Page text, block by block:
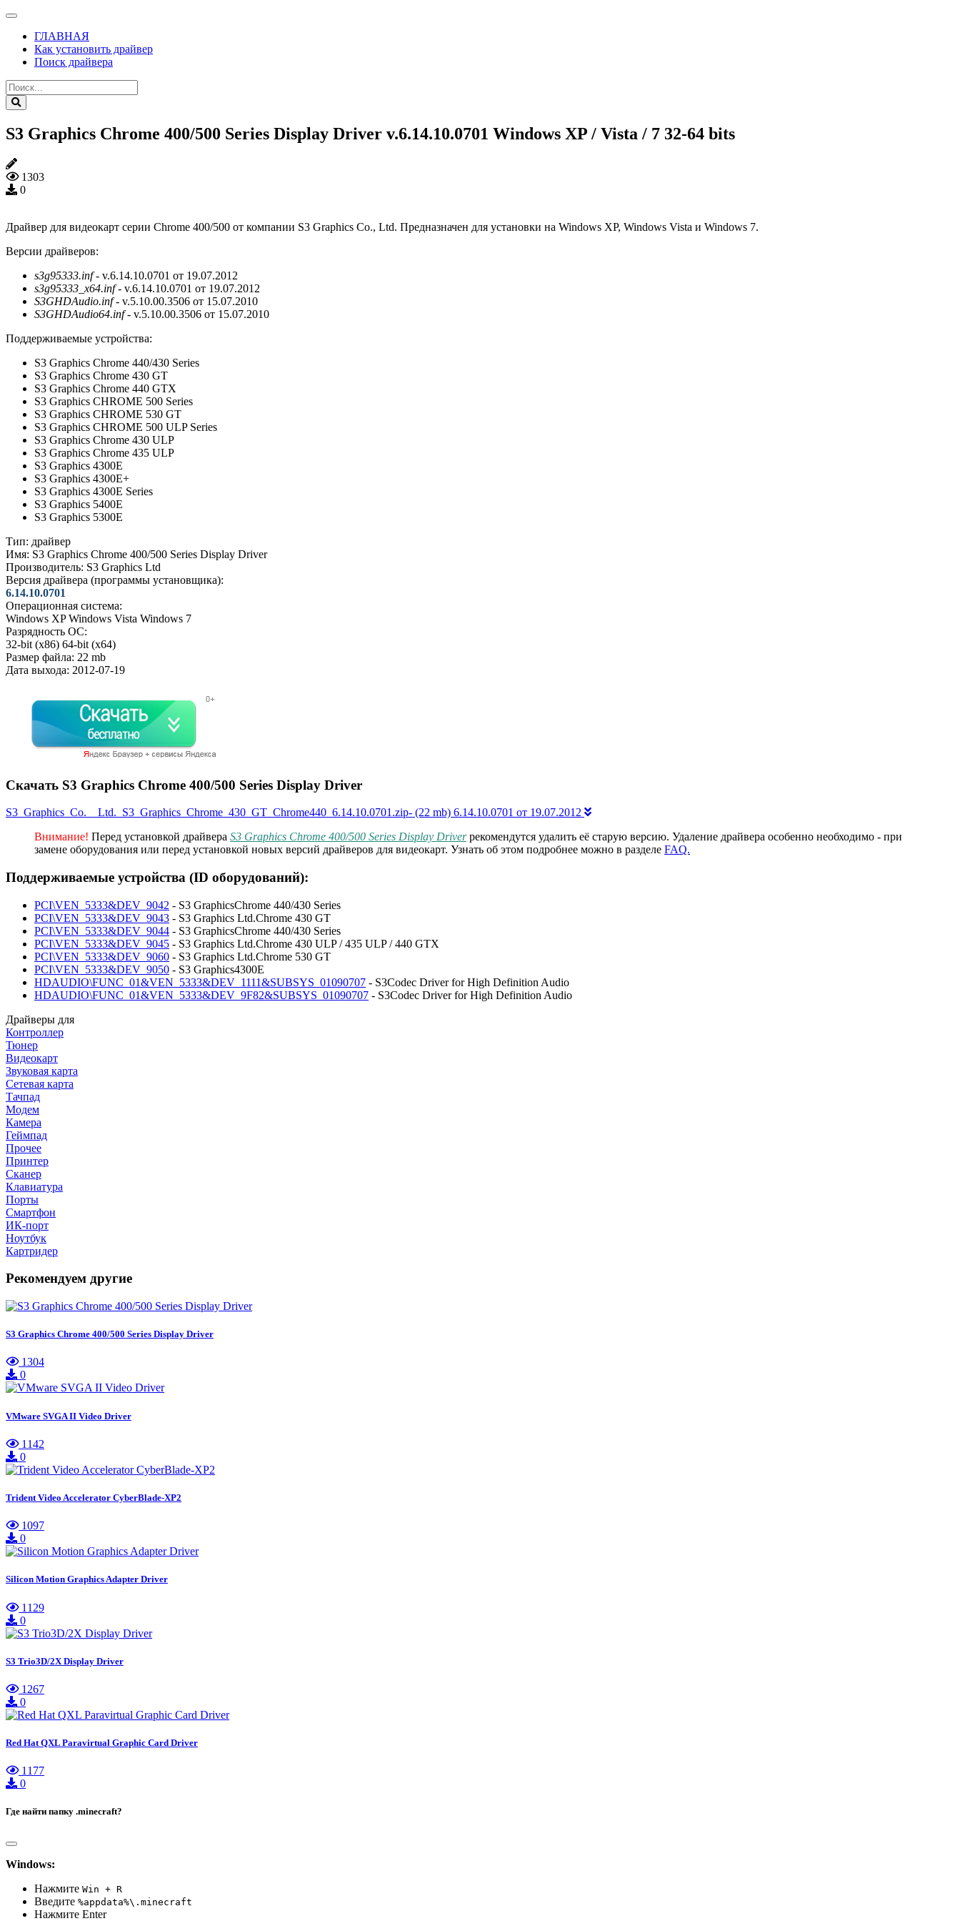
ГЛАВНАЯ
Как установить драйвер
Поиск драйвера
S3 Graphics Chrome 400/500 Series Display Driver v.6.14.10.0701 Windows XP / Vista / 7 32-64 bits
1303
0
Драйвер для видеокарт серии Chrome 400/500 от компании S3 Graphics Co., Ltd. Предназначен для установки на Windows XP, Windows Vista и Windows 7.
Версии драйверов:
s3g95333.inf- v.6.14.10.0701 от 19.07.2012
s3g95333_x64.inf- v.6.14.10.0701 от 19.07.2012
S3GHDAudio.inf- v.5.10.00.3506 от 15.07.2010
S3GHDAudio64.inf- v.5.10.00.3506 от 15.07.2010
Поддерживаемые устройства:
S3 Graphics Chrome 440/430 Series
S3 Graphics Chrome 430 GT
S3 Graphics Chrome 440 GTX
S3 Graphics CHROME 500 Series
S3 Graphics CHROME 530 GT
S3 Graphics CHROME 500 ULP Series
S3 Graphics Chrome 430 ULP
S3 Graphics Chrome 435 ULP
S3 Graphics 4300E
S3 Graphics 4300E+
S3 Graphics 4300E Series
S3 Graphics 5400E
S3 Graphics 5300E
Тип: драйвер
Имя: S3 Graphics Chrome 400/500 Series Display Driver
Производитель: S3 Graphics Ltd
Версия драйвера (программы установщика):
6.14.10.0701
Операционная система:
Windows XP Windows Vista Windows 7
Разрядность ОС:
32-bit (x86) 64-bit (x64)
Размер файла: 22 mb
Дата выхода: 2012-07-19
Скачать S3 Graphics Chrome 400/500 Series Display Driver
S3_Graphics_Co.__Ltd._S3_Graphics_Chrome_430_GT_Chrome440_6.14.10.0701.zip- (22 mb) 6.14.10.0701 от 19.07.2012
Внимание! Перед установкой драйвера S3 Graphics Chrome 400/500 Series Display Driverрекомендутся удалить её старую версию. Удаление драйвера особенно необходимо - при
замене оборудования или перед установкой новых версий драйверов для видеокарт. Узнать об этом подробнее можно в разделе FAQ.
Поддерживаемые устройства (ID оборудований):
PCI\VEN_5333&DEV_9042 - S3 GraphicsChrome 440/430 Series
PCI\VEN_5333&DEV_9043 - S3 Graphics Ltd.Chrome 430 GT
PCI\VEN_5333&DEV_9044 - S3 GraphicsChrome 440/430 Series
PCI\VEN_5333&DEV_9045 - S3 Graphics Ltd.Chrome 430 ULP / 435 ULP / 440 GTX
PCI\VEN_5333&DEV_9060 - S3 Graphics Ltd.Chrome 530 GT
PCI\VEN_5333&DEV_9050 - S3 Graphics4300E
HDAUDIO\FUNC_01&VEN_5333&DEV_1111&SUBSYS_01090707 - S3Codec Driver for High Definition Audio
HDAUDIO\FUNC_01&VEN_5333&DEV_9F82&SUBSYS_01090707 - S3Codec Driver for High Definition Audio
Драйверы для
Контроллер
Тюнер
Видеокарт
Звуковая карта
Сетевая карта
Тачпад
Модем
Камера
Геймпад
Прочее
Принтер
Сканер
Клавиатура
Порты
Смартфон
ИК-порт
Ноутбук
Картридер
Рекомендуем другие
S3 Graphics Chrome 400/500 Series Display Driver
1304
0
VMware SVGA II Video Driver
1142
0
Trident Video Accelerator CyberBlade-XP2
1097
0
Silicon Motion Graphics Adapter Driver
1129
0
S3 Trio3D/2X Display Driver
1267
0
Red Hat QXL Paravirtual Graphic Card Driver
1177
0
Где найти папку .minecraft?
Windows:
Нажмите Win + R
Введите %appdata%\.minecraft
Нажмите Enter